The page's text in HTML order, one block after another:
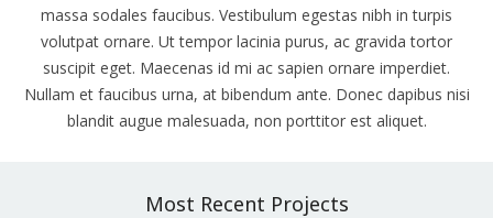
massa sodales faucibus. Vestibulum egestas nibh in turpis
volutpat ornare. Ut tempor lacinia purus, ac gravida tortor
suscipit eget. Maecenas id mi ac sapien ornare imperdiet.
Nullam et faucibus urna, at bibendum ante. Donec dapibus nisi
blandit augue malesuada, non porttitor est aliquet.
Most Recent Projects